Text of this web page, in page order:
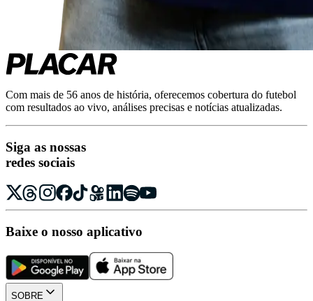
Com mais de 56 anos de história, oferecemos cobertura do futebol
com resultados ao vivo, análises precisas e notícias atualizadas.
Siga as nossas
redes sociais
Baixe o nosso aplicativo
SOBRE